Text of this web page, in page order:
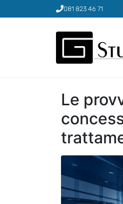
081 823 46 71
Le